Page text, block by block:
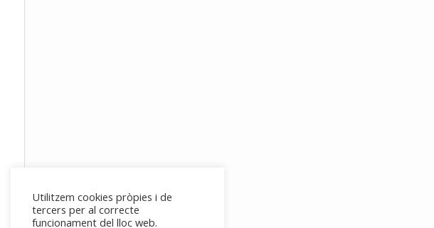
Utilitzem cookies pròpies i de
tercers per al correcte
funcionament del lloc web.